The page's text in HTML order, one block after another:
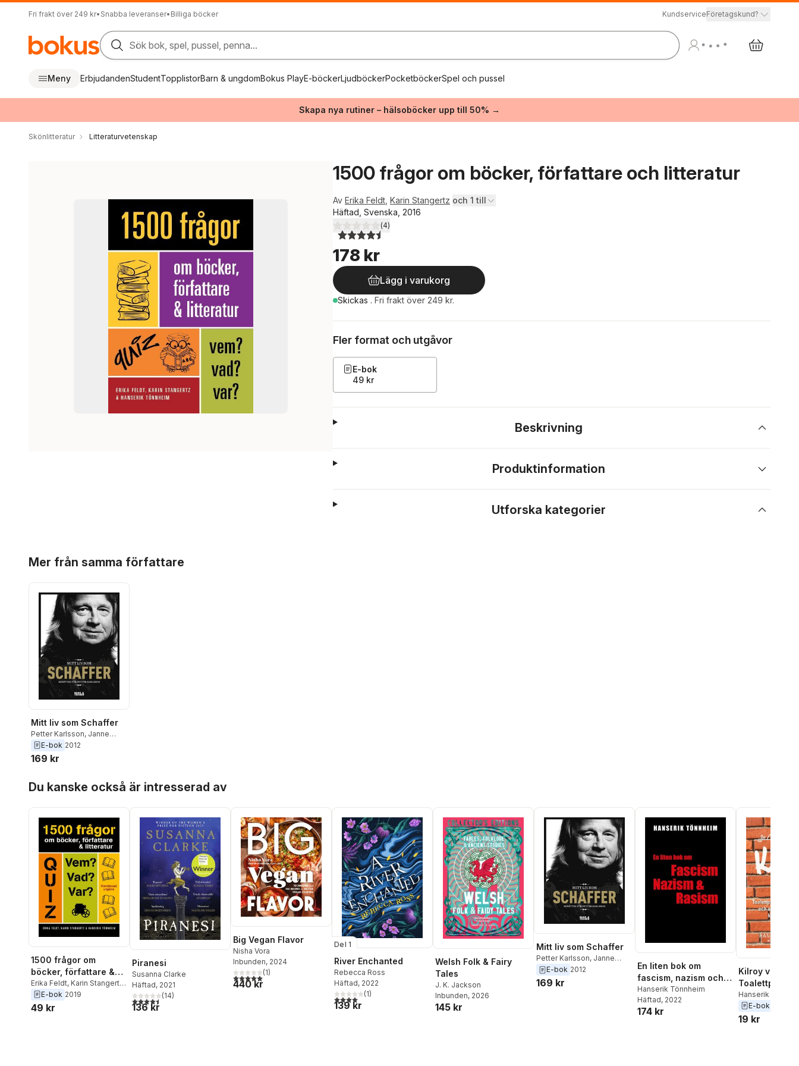
Fri frakt över 249 kr• Snabba leveranser• Billiga böcker KundserviceFöretagskund?
Sök bok, spel, pussel, penna...
Meny ErbjudandenStudentTopplistorBarn & ungdomBokus PlayE-böckerLjudböckerPocketböckerSpel och pussel
Skapa nya rutiner – hälsoböcker upp till 50% →
Skönlitteratur Litteraturvetenskap
1500 frågor om böcker, författare och litteratur
Av Erika Feldt Karin Stangertz och 1 till
Häftad, Svenska, 2016
4,5utav 5 stjärnor. Totalt antal röster:
(4)
178 kr
Lägg i varukorg
Skickas . Fri frakt över 249 kr.
Fler format och utgåvor
E-bok
49 kr
Beskrivning
Produktinformation
Utforska kategorier
Mer från samma författare
Mitt liv som Schaffer
Petter Karlsson, Janne
Schaffer, Erika Feldt
E-bok 2012
169 kr
Du kanske också är intresserad av
1500 frågor om
böcker, författare &
litteratur
Erika Feldt, Karin Stangertz ,
Hanserik Tönnheim
E-bok 2019
49 kr
Piranesi
Susanna Clarke
Häftad, 2021
4,5utav 5 stjärnor. Totalt antal röster:
(14)
136 kr
Big Vegan Flavor
Nisha Vora
Inbunden, 2024
5,0utav 5 stjärnor. Totalt antal röster:
(1)
440 kr
Del 1
River Enchanted
Rebecca Ross
Häftad, 2022
4,0utav 5 stjärnor. Totalt antal röster:
(1)
139 kr
Welsh Folk & Fairy
Tales
J. K. Jackson
Inbunden, 2026
145 kr
Mitt liv som Schaffer
Petter Karlsson, Janne
Schaffer, Erika Feldt
E-bok 2012
169 kr
En liten bok om
fascism, nazism och
rasism
Hanserik Tönnheim
Häftad, 2022
174 kr
Kilroy var här:
Toalettpoesi
annat klotter
Hanserik
E-bok
19 kr